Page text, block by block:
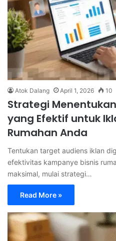
Atok Dalang April 1, 2026 10
Strategi
yang Efektif untuk
Rumahan Anda
Tentukan target audiens iklan
efektivitas kampanye bisnis
maksimal, mulai strategi…
Read More »